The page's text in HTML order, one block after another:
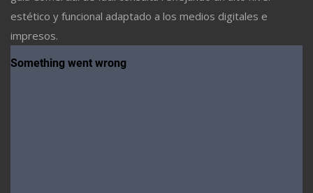
estético y funcional adaptado a los medios digitales e
impresos.